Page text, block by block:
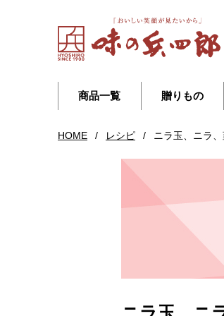
商品一覧 贈りもの
HOME / レシピ / ニラ玉、ニラ